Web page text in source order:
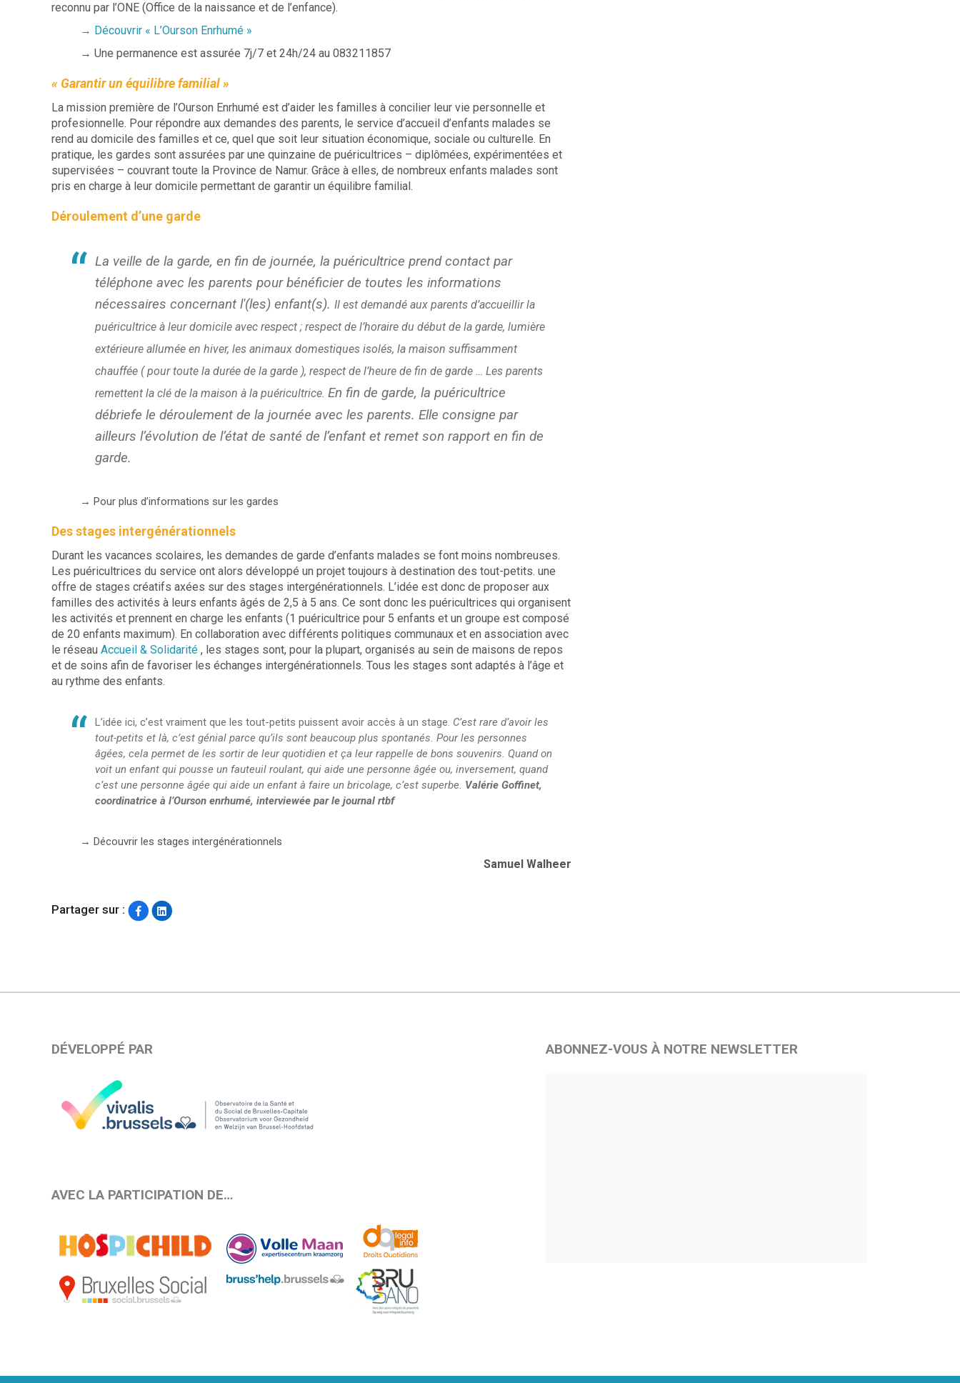
reconnu par l’ONE (Office de la naissance et de l’enfance).
→ Découvrir « L’Ourson Enrhumé »
→ Une permanence est assurée 7j/7 et 24h/24 au 083211857
« Garantir un équilibre familial »
La mission première de l’Ourson Enrhumé est d’aider les familles à concilier leur vie personnelle et
profesionnelle. Pour répondre aux demandes des parents, le service d’accueil d’enfants malades se
rend au domicile des familles et ce, quel que soit leur situation économique, sociale ou culturelle. En
pratique, les gardes sont assurées par une quinzaine de puéricultrices – diplômées, expérimentées et
supervisées – couvrant toute la Province de Namur. Grâce à elles, de nombreux enfants malades sont
pris en charge à leur domicile permettant de garantir un équilibre familial.
Déroulement d’une garde
La veille de la garde, en fin de journée, la puéricultrice prend contact par
téléphone avec les parents pour bénéficier de toutes les informations
nécessaires concernant l'(les) enfant(s). Il est demandé aux parents d’accueillir la
puéricultrice à leur domicile avec respect ; respect de l’horaire du début de la garde, lumière
extérieure allumée en hiver, les animaux domestiques isolés, la maison suffisamment
chauffée ( pour toute la durée de la garde ), respect de l’heure de fin de garde … Les parents
remettent la clé de la maison à la puéricultrice. En fin de garde, la puéricultrice
débriefe le déroulement de la journée avec les parents. Elle consigne par
ailleurs l’évolution de l’état de santé de l’enfant et remet son rapport en fin de
garde.
→ Pour plus d’informations sur les gardes
Des stages intergénérationnels
Durant les vacances scolaires, les demandes de garde d’enfants malades se font moins nombreuses.
Les puéricultrices du service ont alors développé un projet toujours à destination des tout-petits. une
offre de stages créatifs axées sur des stages intergénérationnels. L’idée est donc de proposer aux
familles des activités à leurs enfants âgés de 2,5 à 5 ans. Ce sont donc les puéricultrices qui organisent
les activités et prennent en charge les enfants (1 puéricultrice pour 5 enfants et un groupe est composé
de 20 enfants maximum). En collaboration avec différents politiques communaux et en association avec
le réseau Accueil & Solidarité , les stages sont, pour la plupart, organisés au sein de maisons de repos
et de soins afin de favoriser les échanges intergénérationnels. Tous les stages sont adaptés à l’âge et
au rythme des enfants.
L’idée ici, c’est vraiment que les tout-petits puissent avoir accès à un stage. C’est rare d’avoir les
tout-petits et là, c’est génial parce qu’ils sont beaucoup plus spontanés. Pour les personnes
âgées, cela permet de les sortir de leur quotidien et ça leur rappelle de bons souvenirs. Quand on
voit un enfant qui pousse un fauteuil roulant, qui aide une personne âgée ou, inversement, quand
c’est une personne âgée qui aide un enfant à faire un bricolage, c’est superbe. Valérie Goffinet,
coordinatrice à l’Ourson enrhumé, interviewée par le journal rtbf
→ Découvrir les stages intergénérationnels
Samuel Walheer
Partager sur :
DÉVELOPPÉ PAR
AVEC LA PARTICIPATION DE…
ABONNEZ-VOUS À NOTRE NEWSLETTER